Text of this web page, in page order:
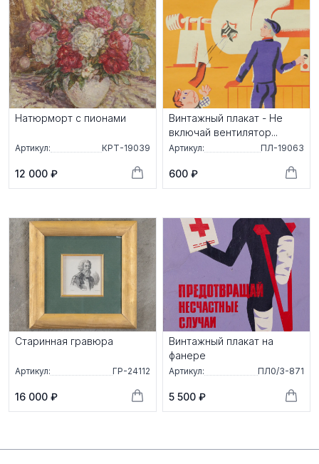
Натюрморт с пионами
Артикул: КРТ-19039
12 000 ₽
Винтажный плакат - Не
включай вентилятор...
Артикул: ПЛ-19063
600 ₽
Старинная гравюра
Артикул: ГР-24112
16 000 ₽
Винтажный плакат на
фанере
Артикул: ПЛ0/3-871
5 500 ₽